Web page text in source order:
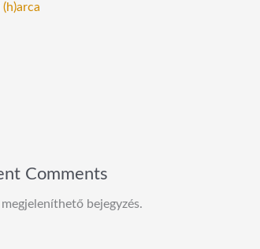
Comments
megjeleníthető bejegyzés.